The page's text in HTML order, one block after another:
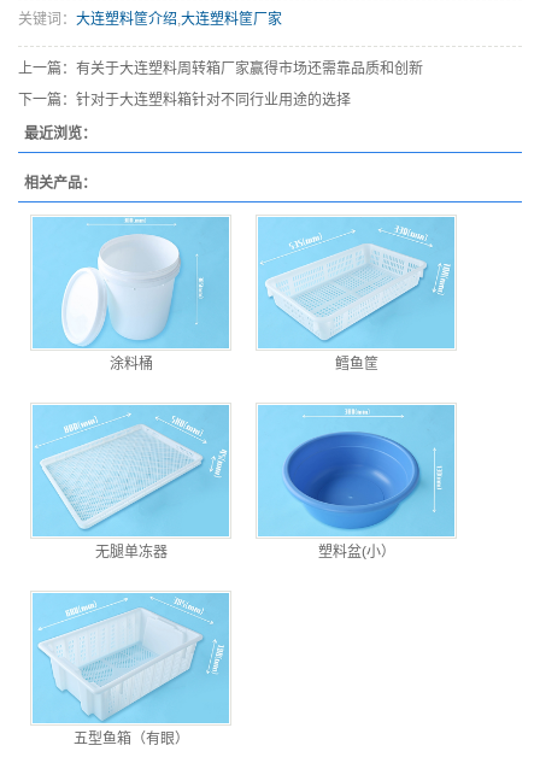
关键词： 大连塑料筐介绍,大连塑料筐厂家
上一篇： 有关于大连塑料周转箱厂家赢得市场还需靠品质和创新
下一篇： 针对于大连塑料箱针对不同行业用途的选择
最近浏览：
相关产品：
涂料桶 鳕鱼筐
无腿单冻器 塑料盆(小）
五型鱼箱（有眼）